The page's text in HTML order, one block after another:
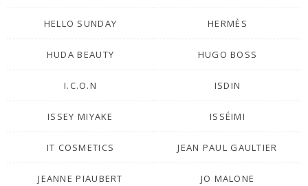
HELLO SUNDAY HERMÈS
HUDA BEAUTY HUGO BOSS
I.C.O.N ISDIN
ISSEY MIYAKE ISSÉIMI
IT COSMETICS JEAN PAUL GAULTIER
JEANNE PIAUBERT JO MALONE